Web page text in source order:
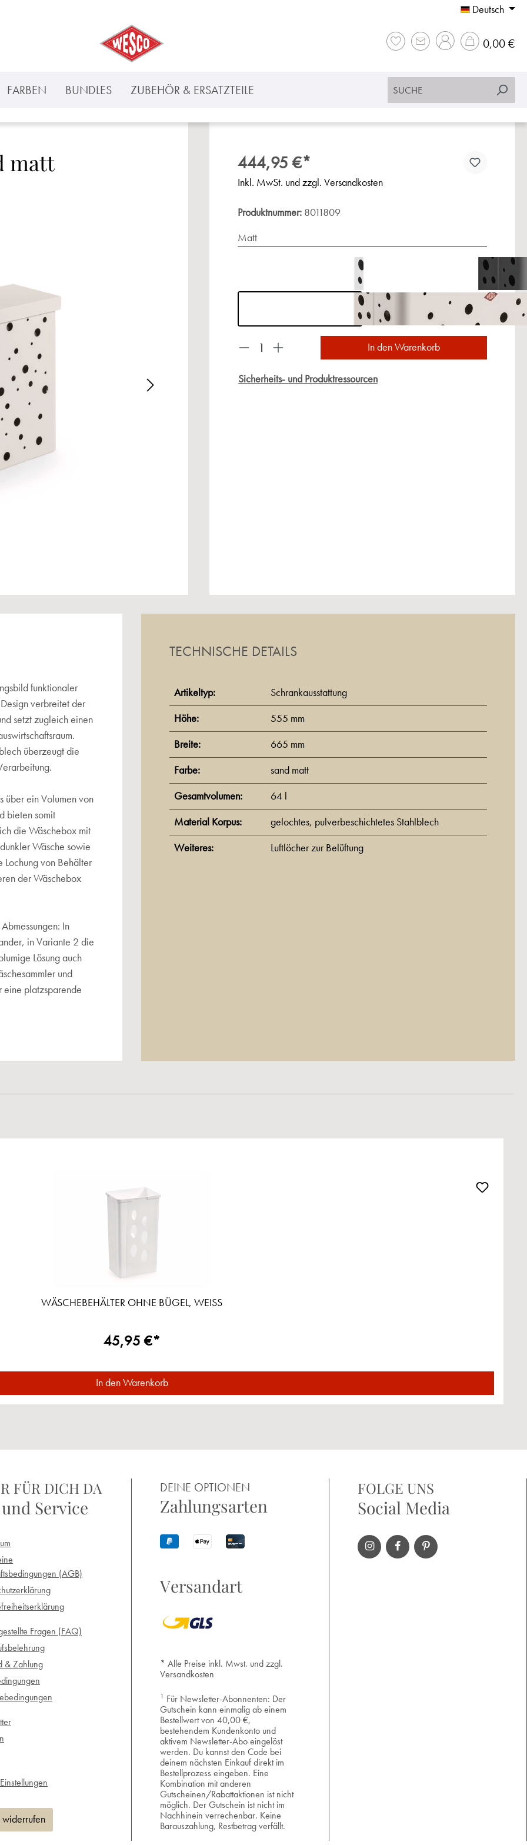
Deutsch
0,00 €
FARBEN BUNDLES ZUBEHÖR & ERSATZTEILE
matt
überspringen
444,95 €*
Inkl. MwSt. und zzgl. Versandkosten
Produktnummer: 8011809
Matt
Produkt Anzahl: Gib den gewünschten Wert ein
In den Warenkorb
Sicherheits- und Produktressourcen
funktionaler
verbreitet der
setzt zugleich einen
überzeugt die
über ein Volumen von
bieten somit
die Wäschebox mit
Wäsche sowie
von Behälter
der Wäschebox
In
in Variante 2 die
Lösung auch
und
eine platzsparende
TECHNISCHE DETAILS
Artikeltyp: Schrankausstattung
Höhe: 555 mm
Breite: 665 mm
Farbe: sand matt
Gesamtvolumen: 64 l
Material Korpus: gelochtes, pulverbeschichtetes Stahlblech
Weiteres: Luftlöcher zur Belüftung
WÄSCHEBEHÄLTER OHNE BÜGEL, WEISS
45,95 €*
In den Warenkorb
FÜR DICH DA
Service
(AGB)
Fragen (FAQ)
& Zahlung
DEINE OPTIONEN
Zahlungsarten
Versandart
* Alle Preise inkl. Mwst. und zzgl.
Versandkosten
1 Für Newsletter-Abonnenten: Der
Gutschein kann einmalig ab einem
Bestellwert von 40,00 €,
bestehendem Kundenkonto und
aktivem Newsletter-Abo eingelöst
werden. Du kannst den Code bei
deinem nächsten Einkauf direkt im
Bestellprozess eingeben. Eine
Kombination mit anderen
Gutscheinen/Rabattaktionen ist nicht
möglich. Der Gutschein ist nicht im
Nachhinein verrechenbar. Keine
Barauszahlung, Restbetrag verfällt.
FOLGE UNS
Social Media